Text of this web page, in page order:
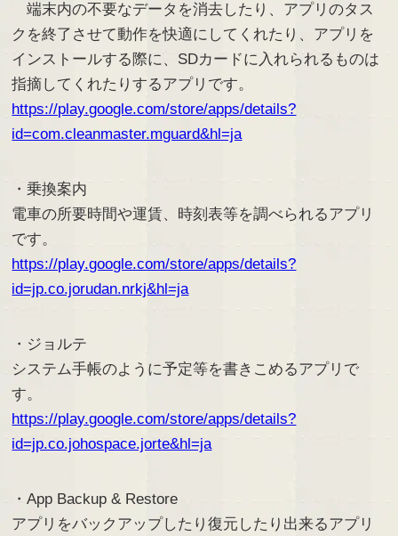
端末内の不要なデータを消去したり、アプリのタス
クを終了させて動作を快適にしてくれたり、アプリを
インストールする際に、SDカードに入れられるものは
指摘してくれたりするアプリです。
https://play.google.com/store/apps/details?
id=com.cleanmaster.mguard&hl=ja
・乗換案内
電車の所要時間や運賃、時刻表等を調べられるアプリ
です。
https://play.google.com/store/apps/details?
id=jp.co.jorudan.nrkj&hl=ja
・ジョルテ
システム手帳のように予定等を書きこめるアプリで
す。
https://play.google.com/store/apps/details?
id=jp.co.johospace.jorte&hl=ja
・App Backup & Restore
アプリをバックアップしたり復元したり出来るアプリ